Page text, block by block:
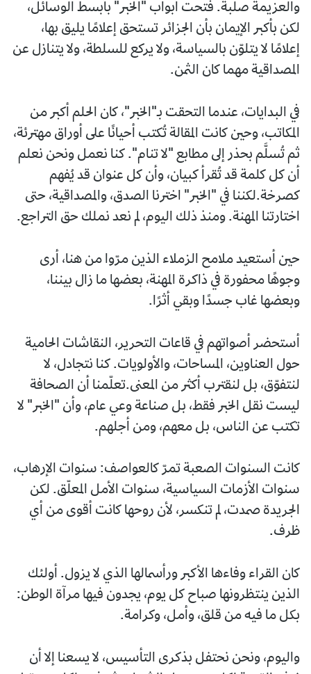
والعزيمة صلبة. فُتحت أبواب "الخبر" بأبسط الوسائل،
لكن بأكبر الإيمان بأن الجزائر تستحق إعلامًا يليق بها،
إعلامًا لا يتلوّن بالسياسة، ولا يركع للسلطة، ولا يتنازل عن
المصداقية مهما كان الثمن.
في البدايات، عندما التحقت بـ"الخبر"، كان الحلم أكبر من
المكاتب، وحين كانت المقالة تُكتب أحيانًا على أوراق مهترئة،
ثم تُسلَّم بحذر إلى مطابع "لا تنام". كنا نعمل ونحن نعلم
أن كل كلمة قد تُقرأ كبيان، وأن كل عنوان قد يُفهم
كصرخة.لكننا في "الخبر" اخترنا الصدق، والمصداقية، حتى
اختارتنا المهنة. ومنذ ذلك اليوم، لم نعد نملك حق التراجع.
حين أستعيد ملامح الزملاء الذين مرّوا من هنا، أرى
وجوهًا محفورة في ذاكرة المهنة، بعضها ما زال بيننا،
وبعضها غاب جسدًا وبقي أثرًا.
أستحضر أصواتهم في قاعات التحرير، النقاشات الحامية
حول العناوين، المساحات، والأولويات. كنا نتجادل، لا
لنتفوّق، بل لنقترب أكثر من المعنى.تعلّمنا أن الصحافة
ليست نقل الخبر فقط، بل صناعة وعي عام، وأن "الخبر" لا
تكتب عن الناس، بل معهم، ومن أجلهم.
كانت السنوات الصعبة تمرّ كالعواصف: سنوات الإرهاب،
سنوات الأزمات السياسية، سنوات الأمل المعلّق. لكن
الجريدة صمدت، لم تنكسر، لأن روحها كانت أقوى من أي
ظرف.
كان القراء وفاءها الأكبر ورأسمالها الذي لا يزول. أولئك
الذين ينتظرونها صباح كل يوم، يجدون فيها مرآة الوطن:
بكل ما فيه من قلق، وأمل، وكرامة.
واليوم، ونحن نحتفل بذكرى التأسيس، لا يسعنا إلا أن